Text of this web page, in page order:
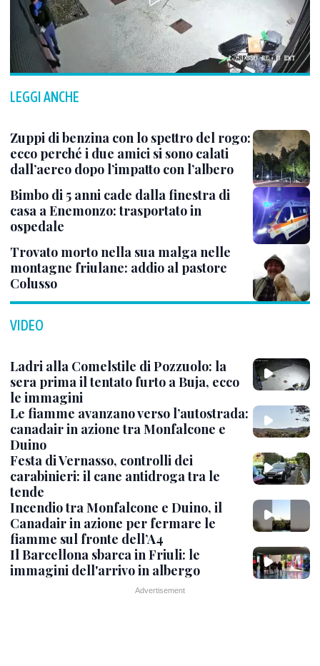
LEGGI ANCHE
Zuppi di benzina con lo spettro del rogo:
ecco perché i due amici si sono calati
dall’aereo dopo l’impatto con l’albero
Bimbo di 5 anni cade dalla finestra di
casa a Enemonzo: trasportato in
ospedale
Trovato morto nella sua malga nelle
montagne friulane: addio al pastore
Colusso
VIDEO
Ladri alla Comelstile di Pozzuolo: la
sera prima il tentato furto a Buja, ecco
le immagini
Le fiamme avanzano verso l’autostrada:
canadair in azione tra Monfalcone e
Duino
Festa di Vernasso, controlli dei
carabinieri: il cane antidroga tra le
tende
Incendio tra Monfalcone e Duino, il
Canadair in azione per fermare le
fiamme sul fronte dell’A4
Il Barcellona sbarca in Friuli: le
immagini dell'arrivo in albergo